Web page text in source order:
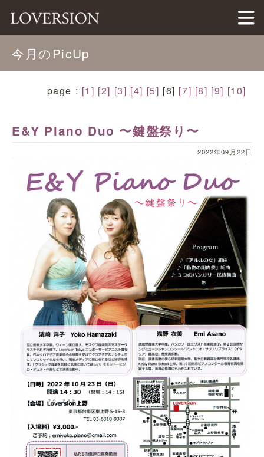
LOVERSION（ラバージョン）
今月のPicUp
page : [1] [2] [3] [4] [5] [6] [7] [8] [9] [10]
E&Y Piano Duo 〜鍵盤祭り〜
2022年09月22日